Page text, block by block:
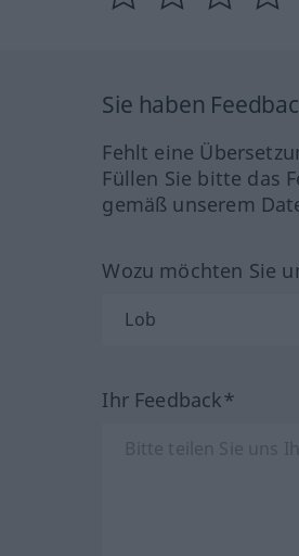
Sie haben
Fehlt eine
Füllen Sie bitte das
gemäß unserem
Wozu möchten Sie
Ihr Feedback*